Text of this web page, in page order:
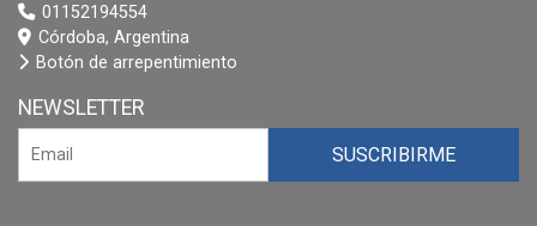
01152194554
Córdoba, Argentina
Botón de arrepentimiento
NEWSLETTER
SUSCRIBIRME